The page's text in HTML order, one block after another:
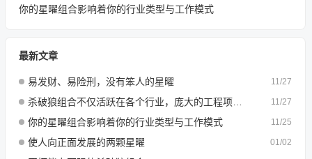
你的星曜组合影响着你的行业类型与工作模式
最新文章
11/27
易发财、易险刑，没有笨人的星曜
11/27
杀破狼组合不仅活跃在各个行业，庞大的工程项目也是不可或缺的
11/25
你的星曜组合影响着你的行业类型与工作模式
01/02
使人向正面发展的两颗星曜